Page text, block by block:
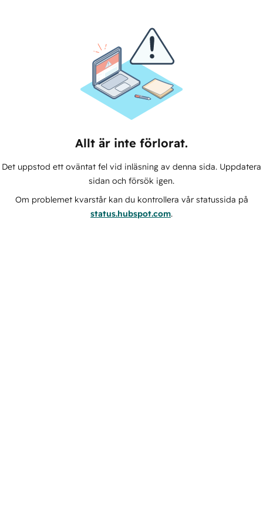
Allt är inte förlorat.
Det uppstod ett oväntat fel vid inläsning av denna sida. Uppdatera
sidan och försök igen.
Om problemet kvarstår kan du kontrollera vår statussida på
status.hubspot.com.